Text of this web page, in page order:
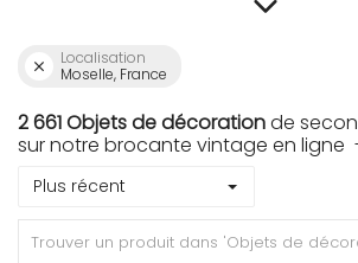
Localisation
Moselle, France
2 661 Objets de décorationde
sur notre brocante vintage en ligne
Plus récent